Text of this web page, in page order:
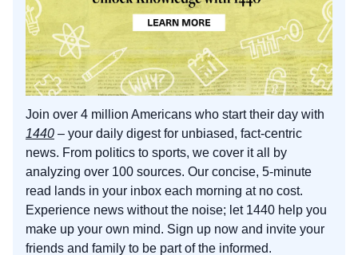
1440 – your daily digest for unbiased, fact-centric
news. From politics to sports, we cover it all by
analyzing over 100 sources. Our concise, 5-minute
read lands in your inbox each morning at no cost.
Experience news without the noise; let 1440 help you
make up your own mind. Sign up now and invite your
friends and family to be part of the informed.